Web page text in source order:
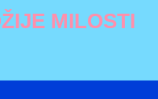
MILOSTI